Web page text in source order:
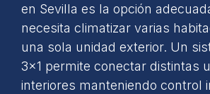
en Sevilla es la opción
necesita climatizar varias
una sola unidad exterior. Un
3×1 permite conectar distintas
interiores manteniendo control